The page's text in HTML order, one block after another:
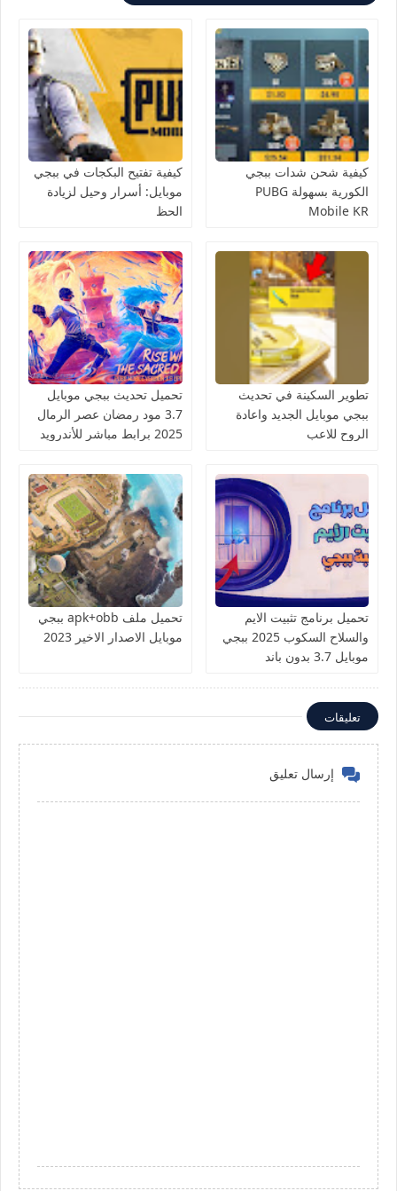
كيفية شحن شدات ببجي
الكورية بسهولة PUBG
Mobile KR
كيفية تفتيح البكجات في ببجي
موبايل: أسرار وحيل لزيادة
الحظ
تطوير السكينة في تحديث
ببجي موبايل الجديد واعادة
الروح للاعب
تحميل تحديث ببجي موبايل
3.7 مود رمضان عصر الرمال
2025 برابط مباشر للأندرويد
تحميل برنامج تثبيت الايم
والسلاح السكوب 2025 ببجي
موبايل 3.7 بدون باند
تحميل ملف apk+obb ببجي
موبايل الاصدار الاخير 2023
تعليقات
إرسال تعليق